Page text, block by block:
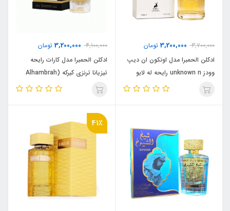
3,700,000
3,200,000 تومان
ادکلن الحمبرا مدل اونکون ان دیپ
وودز unknown n رایحه له لابو
سانتال 33 (unknown n deep
4,100,000
3,200,000 تومان
ادکلن الحمبرا مدل کارات رایحه
تیزیانا ترنزی کیرکه (Alhambrah
Karat) Tiziana Terenzi Kirke
41٪